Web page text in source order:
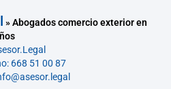
»Abogados comercio exterior en
668 51 00 87